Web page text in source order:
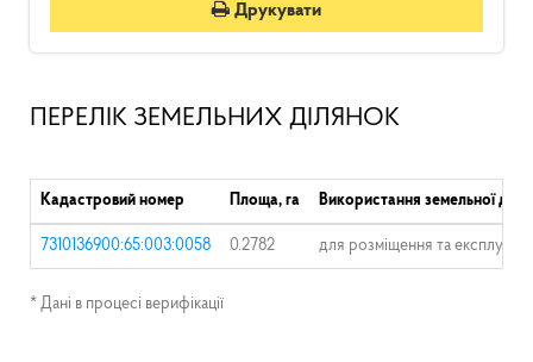
Друкувати
ПЕРЕЛІК ЗЕМЕЛЬНИХ ДІЛЯНОК
Кадастровий номер Площа, га Використання земельної
7310136900:65:003:0058 0.2782 для розміщення та
* Дані в процесі верифікації